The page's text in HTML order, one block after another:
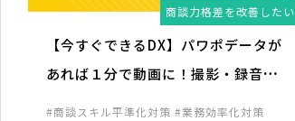
商談力格差を改善したい
【今すぐできるDX】パワポデータが
あれば１分で動画に！撮影・録音、
必要なし！
#商談スキル平準化対策 #業務効率化対策